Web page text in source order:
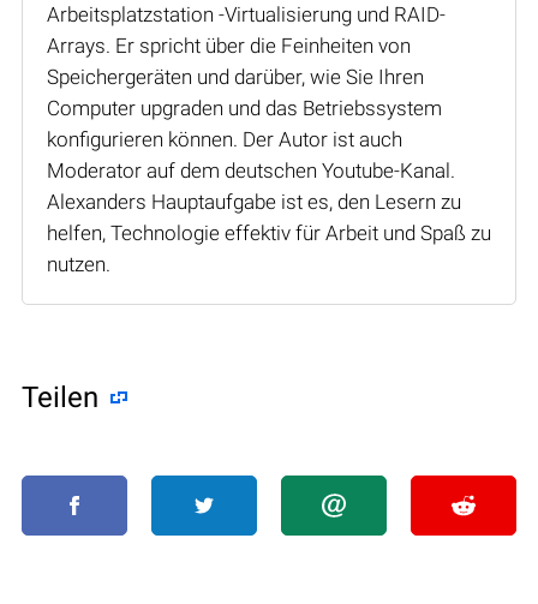
Arbeitsplatzstation -Virtualisierung und RAID-
Arrays. Er spricht über die Feinheiten von
Speichergeräten und darüber, wie Sie Ihren
Computer upgraden und das Betriebssystem
konfigurieren können. Der Autor ist auch
Moderator auf dem deutschen Youtube-Kanal.
Alexanders Hauptaufgabe ist es, den Lesern zu
helfen, Technologie effektiv für Arbeit und Spaß zu
nutzen.
Teilen